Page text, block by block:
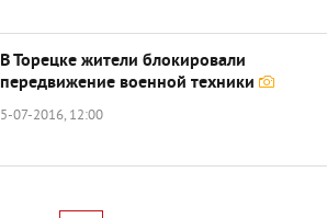
В Торецке жители блокировали
передвижение военной техники
5-07-2016, 12:00